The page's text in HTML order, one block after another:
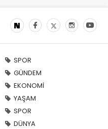
SPOR
GÜNDEM
EKONOMİ
YAŞAM
SPOR
DÜNYA